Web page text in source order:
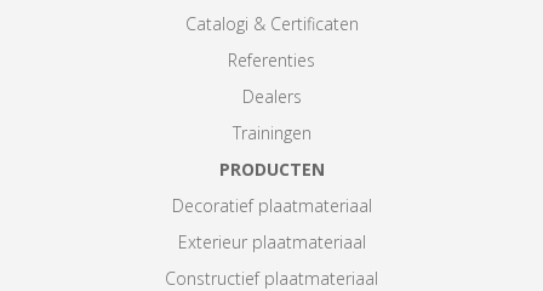
Catalogi & Certificaten
Referenties
Dealers
Trainingen
PRODUCTEN
Decoratief plaatmateriaal
Exterieur plaatmateriaal
Constructief plaatmateriaal